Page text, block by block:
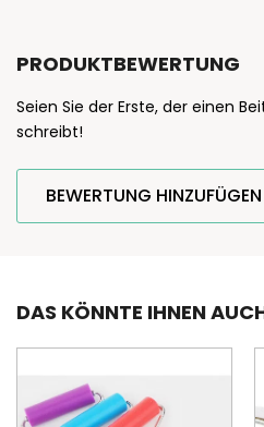
PRODUKTBEWERTUNG
Seien Sie der Erste, der einen
schreibt!
BEWERTUNG HINZUFÜGEN
DAS KÖNNTE IHNEN